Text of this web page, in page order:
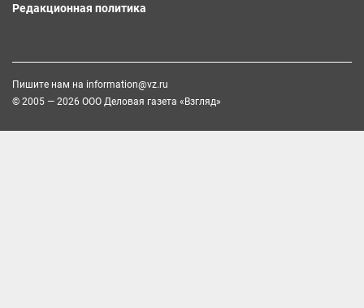
Редакционная политика
Пишите нам на information@vz.ru
© 2005 — 2026 ООО Деловая газета «Взгляд»